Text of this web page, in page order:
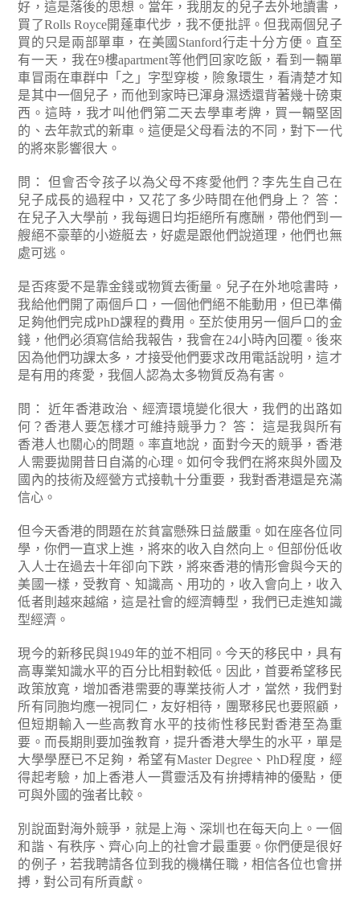
好，這是落後的思想。當年，我朋友的兒子去外地讀書，
買了Rolls Royce開蓬車代步，我不便批評。但我兩個兒子
買的只是兩部單車，在美國Stanford行走十分方便。直至
有一天，我在9樓apartment等他們回家吃飯，看到一輛單
車冒雨在車群中「之」字型穿梭，險象環生，看清楚才知
是其中一個兒子，而他到家時已渾身濕透還背著幾十磅東
西。這時，我才叫他們第二天去學車考牌，買一輛堅固
的、去年款式的新車。這便是父母看法的不同，對下一代
的將來影響很大。
問： 但會否令孩子以為父母不疼愛他們？李先生自己在
兒子成長的過程中，又花了多少時間在他們身上？ 答：
在兒子入大學前，我每週日均拒絕所有應酬，帶他們到一
艘絕不豪華的小遊艇去，好處是跟他們說道理，他們也無
處可逃。
是否疼愛不是靠金錢或物質去衝量。兒子在外地唸書時，
我給他們開了兩個戶口，一個他們絕不能動用，但已準備
足夠他們完成PhD課程的費用。至於使用另一個戶口的金
錢，他們必須寫信給我報告，我會在24小時內回覆。後來
因為他們功課太多，才接受他們要求改用電話說明，這才
是有用的疼愛，我個人認為太多物質反為有害。
問： 近年香港政治、經濟環境變化很大，我們的出路如
何？香港人要怎樣才可維持競爭力？ 答： 這是我與所有
香港人也關心的問題。率直地說，面對今天的競爭，香港
人需要拋開昔日自滿的心理。如何令我們在將來與外國及
國內的技術及經營方式接軌十分重要，我對香港還是充滿
信心。
但今天香港的問題在於貧富懸殊日益嚴重。如在座各位同
學，你們一直求上進，將來的收入自然向上。但部份低收
入人士在過去十年卻向下跌，將來香港的情形會與今天的
美國一樣，受教育、知識高、用功的，收入會向上，收入
低者則越來越縮，這是社會的經濟轉型，我們已走進知識
型經濟。
現今的新移民與1949年的並不相同。今天的移民中，具有
高專業知識水平的百分比相對較低。因此，首要希望移民
政策放寬，增加香港需要的專業技術人才，當然，我們對
所有同胞均應一視同仁，友好相待，團聚移民也要照顧，
但短期輸入一些高教育水平的技術性移民對香港至為重
要。而長期則要加強教育，提升香港大學生的水平，單是
大學學歷已不足夠，希望有Master Degree、PhD程度，經
得起考驗，加上香港人一貫靈活及有拚搏精神的優點，便
可與外國的強者比較。
別說面對海外競爭，就是上海、深圳也在每天向上。一個
和諧、有秩序、齊心向上的社會才最重要。你們便是很好
的例子，若我聘請各位到我的機構任職，相信各位也會拼
搏，對公司有所貢獻。